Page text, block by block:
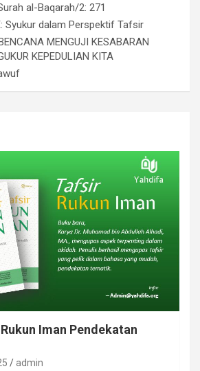
al-Baqarah/2: 271
Syukur dalam Perspektif Tafsir
MENGUJI KESABARAN
KEPEDULIAN KITA
Iman Pendekatan
admin